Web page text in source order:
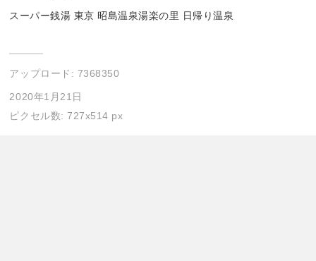
スーパー銭湯 東京 昭島温泉湯楽の里 日帰り温泉
アップロード: 7368350
2020年1月21日
ピクセル数: 727x514 px